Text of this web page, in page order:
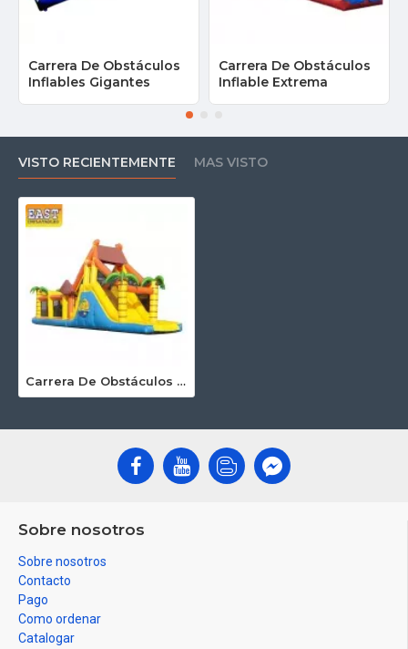
Carrera De Obstáculos
Inflables Gigantes
Carrera De Obstáculos
Inflable Extrema
VISTO RECIENTEMENTE MAS VISTO
Carrera De Obstáculos Inflables En La Playa
Sobre nosotros
Sobre nosotros
Contacto
Pago
Como ordenar
Catalogar